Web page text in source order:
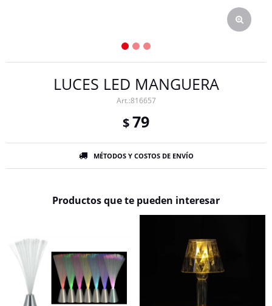
LUCES LED MANGUERA
816657
$79
MÉTODOS Y COSTOS DE ENVÍO
Productos que te pueden interesar